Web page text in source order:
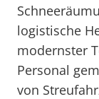
logistische
modernster
Personal
von